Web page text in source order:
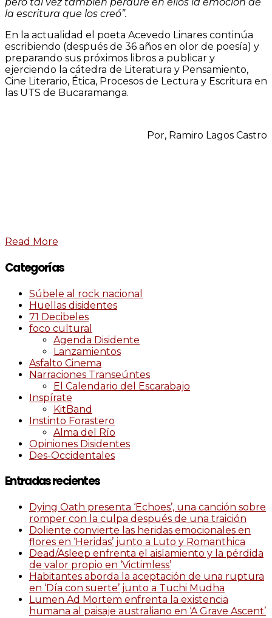
pero tal vez también perdure en ellos la emoción de
la escritura que los creó”.
En la actualidad el poeta Acevedo Linares continúa
escribiendo (después de 36 años en olor de poesía) y
preparando sus próximos libros a publicar y
ejerciendo la cátedra de Literatura y Pensamiento,
Cine Literario, Ética, Procesos de Lectura y Escritura en
las UTS de Bucaramanga.
Por, Ramiro Lagos Castro
Read More
Categorías
Súbele al rock nacional
Huellas disidentes
71 Decibeles
foco cultural
Agenda Disidente
Lanzamientos
Asfalto Cinema
Narraciones Transeúntes
El Calendario del Escarabajo
Inspírate
KitBand
Instinto Forastero
Alma del Río
Opiniones Disidentes
Des-Occidentales
Entradas recientes
Dying Oath presenta ‘Echoes’, una canción sobre
romper con la culpa después de una traición
Doliente convierte las heridas emocionales en
flores en ‘Heridas’ junto a Luto y Romanthica
Dead/Asleep enfrenta el aislamiento y la pérdida
de valor propio en ‘Victimless’
Habitantes aborda la aceptación de una ruptura
en ‘Día con suerte’ junto a Tuchi Mudha
Lumen Ad Mortem enfrenta la existencia
humana al paisaje australiano en ‘A Grave Ascent’